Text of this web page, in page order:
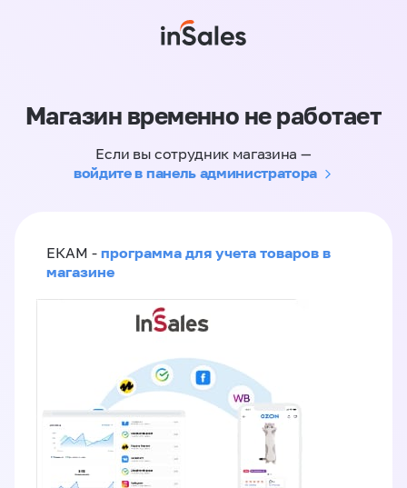
Магазин временно не работает
Если вы сотрудник магазина —
войдите в панель администратора
ЕКАМ - программа для учета товаров в
магазине